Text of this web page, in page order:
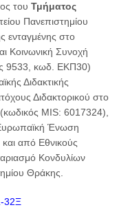
του Τμήματος
Πανεπιστημίου
ενταγμένης στο
Κοινωνική Συνοχή
9533, κωδ. ΕΚΠ30)
Διδακτικής
Διδακτορικού στο
MIS: 6017324),
Ένωση
από Εθνικούς
Κονδυλίων
Θράκης.
32Ξ